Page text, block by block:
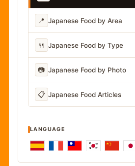
📍 Japanese Food by Area
🍴 Japanese Food by Type
📷 Japanese Food by Photo
📋 Japanese Food Articles
LANGUAGE